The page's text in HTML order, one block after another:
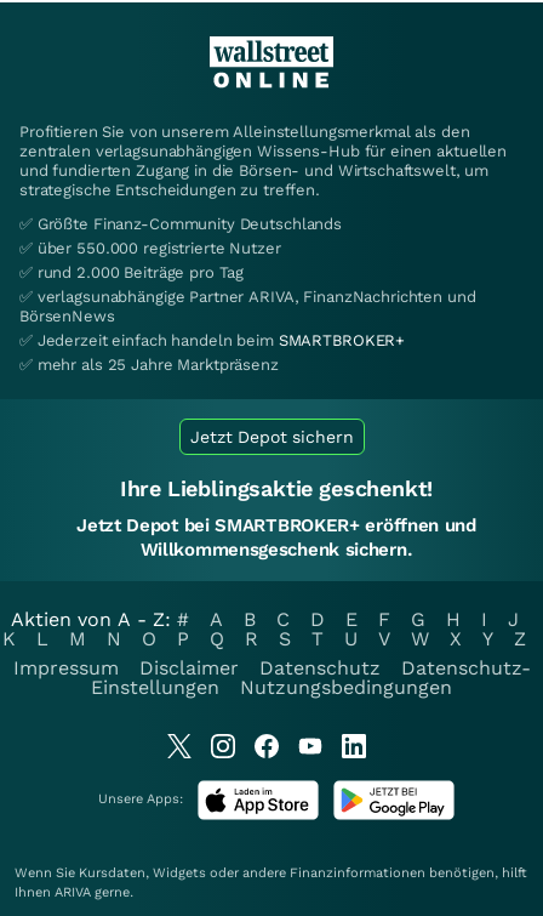
Profitieren Sie von unserem Alleinstellungsmerkmal als den
zentralen verlagsunabhängigen Wissens-Hub für einen aktuellen
und fundierten Zugang in die Börsen- und Wirtschaftswelt, um
strategische Entscheidungen zu treffen.
✅ Größte Finanz-Community Deutschlands
✅ über 550.000 registrierte Nutzer
✅ rund 2.000 Beiträge pro Tag
✅ verlagsunabhängige Partner ARIVA, FinanzNachrichten und
BörsenNews
✅ Jederzeit einfach handeln beim SMARTBROKER+
✅ mehr als 25 Jahre Marktpräsenz
Jetzt Depot sichern
Ihre Lieblingsaktie geschenkt!
Jetzt Depot bei SMARTBROKER+ eröffnen und
Willkommensgeschenk sichern.
Aktien von A - Z: # A B C D E F G H I
J
K
L M N O P Q R S T U V W X Y
Z
Impressum
Disclaimer Datenschutz
Datenschutz-
Einstellungen
Nutzungsbedingungen
Unsere Apps:
Wenn Sie Kursdaten, Widgets oder andere Finanzinformationen benötigen, hilft
Ihnen ARIVA gerne.